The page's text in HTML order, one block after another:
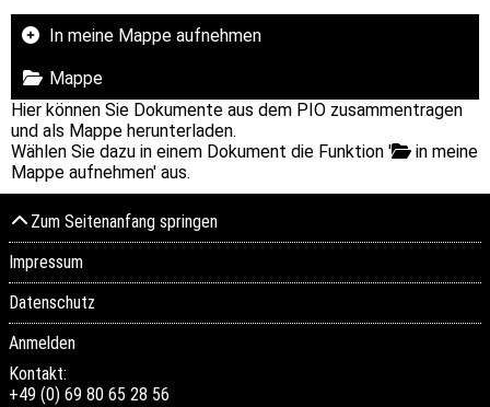
In meine Mappe aufnehmen
Mappe
Hier können Sie Dokumente aus dem PIO zusammentragen
und als Mappe herunterladen.
Wählen Sie dazu in einem Dokument die Funktion '
in meine
Mappe aufnehmen' aus.
Zum Seitenanfang springen
Impressum
Datenschutz
Anmelden
Kontakt:
+49 (0) 69 80 65 28 56